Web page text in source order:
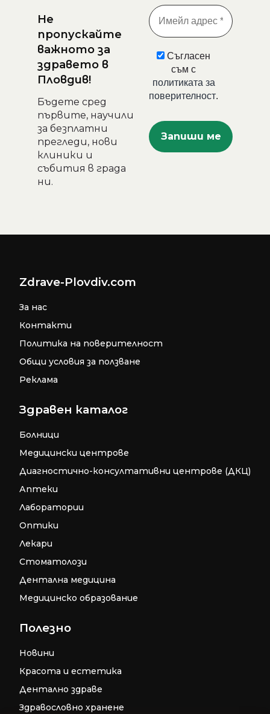
Не
пропускайте
важното за
здравето в
Пловдив!
Бъдете сред
първите, научили
за безплатни
прегледи, нови
клиники и
събития в града
ни.
Съгласен
съм с
политиката за
поверителност.
Zdrave-Plovdiv.com
За нас
Контакти
Политика на поверителност
Общи условия за ползване
Реклама
Здравен каталог
Болници
Медицински центрове
Диагностично-консултативни центрове (ДКЦ)
Аптеки
Лаборатории
Оптики
Лекари
Стоматолози
Дентална медицина
Медицинско образование
Полезно
Новини
Красота и естетика
Дентално здраве
Здравословно хранене